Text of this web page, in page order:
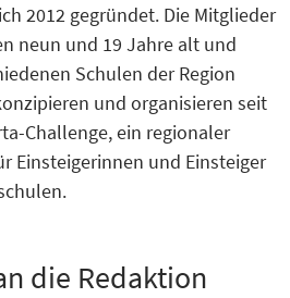
2012 gegründet. Die Mitglieder
neun und 19 Jahre alt und
Schulen der Region
und organisieren seit
Challenge, ein regionaler
Einsteigerinnen und Einsteiger
die Redaktion